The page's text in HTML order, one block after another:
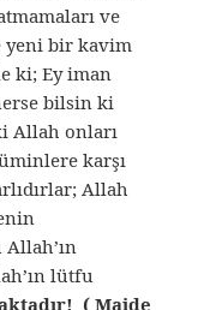
ve
yeni bir kavim
ki; Ey iman
bilsin ki
Allah onları
karşı
Allah
lütfu
( Maide